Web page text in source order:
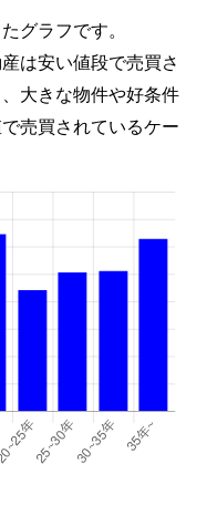
グラフです。
は安い値段で売買さ
大きな物件や好条件
売買されているケー